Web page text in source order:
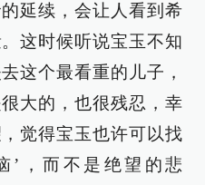
延续，会让人看到希
这时候听说宝玉不知
这个最看重的儿子，
大的，也很残忍，幸
觉得宝玉也许可以找
’，而不是绝望的悲